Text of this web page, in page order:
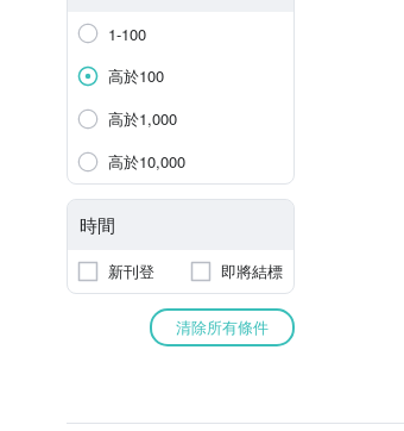
1-100
高於100
高於1,000
高於10,000
時間
新刊登 即將結標
清除所有條件